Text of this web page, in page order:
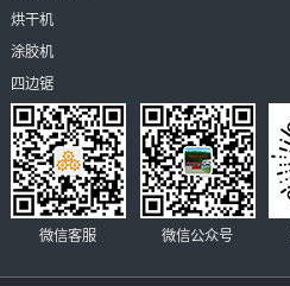
烘干机
涂胶机
四边锯
微信客服 微信公众号